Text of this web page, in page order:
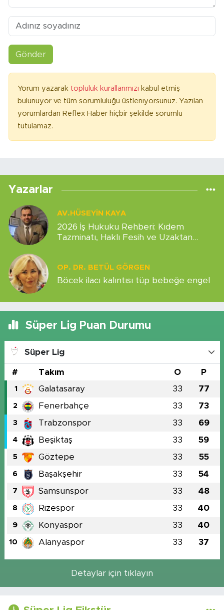
Gönder
Yorum yazarak topluluk kurallarımızı kabul etmiş
bulunuyor ve tüm sorumluluğu üstleniyorsunuz. Yazılan
yorumlardan Reflex Haber hiçbir şekilde sorumlu
tutulamaz.
Yazarlar
AV.HÜSEYIN KAYA
2026 İş Hukuku Rehberi: Kıdem
Tazminatı, Haklı Fesih ve Uzaktan
OP. DR. BETÜL GÖRGEN
Böcek ilacı kalıntısı tüp bebeğe engel
Süper Lig Puan Durumu
Süper Lig
# Takım O P
1 Galatasaray 33 77
2 Fenerbahçe 33 73
3 Trabzonspor 33 69
4 Beşiktaş 33 59
5 Göztepe 33 55
6 Başakşehir 33 54
7 Samsunspor 33 48
8 Rizespor 33 40
9 Konyaspor 33 40
10 Alanyaspor 33 37
Detaylar için tıklayın